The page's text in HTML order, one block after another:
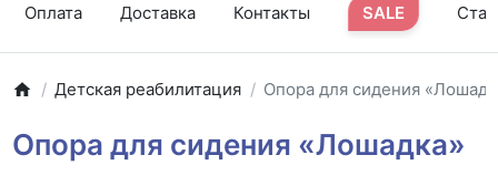
Оплата Доставка Контакты SALE
Детская реабилитация Опора для сидения
Опора для сидения «Лошадка»